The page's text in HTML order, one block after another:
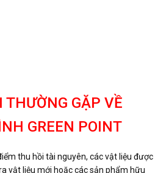
THƯỜNG GẶP VỀ
GREEN POINT
thu hồi tài nguyên, các vật liệu được
vật liệu mới hoặc các sản phẩm hữu